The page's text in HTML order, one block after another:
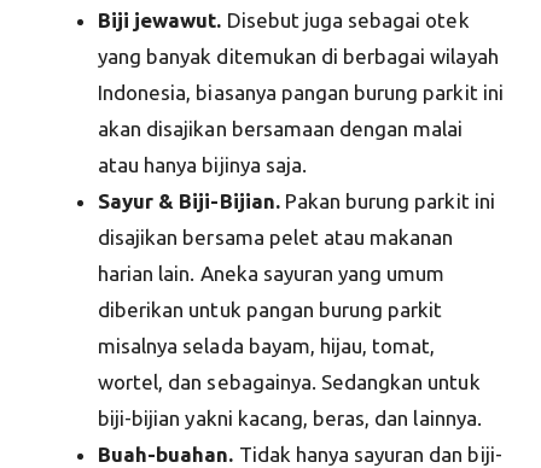
Biji jewawut. Disebut juga sebagai otek
yang banyak ditemukan di berbagai wilayah
Indonesia, biasanya pangan burung parkit ini
akan disajikan bersamaan dengan malai
atau hanya bijinya saja.
Sayur & Biji-Bijian.Pakan burung parkit ini
disajikan bersama pelet atau makanan
harian lain. Aneka sayuran yang umum
diberikan untuk pangan burung parkit
misalnya selada bayam, hijau, tomat,
wortel, dan sebagainya. Sedangkan untuk
biji-bijian yakni kacang, beras, dan lainnya.
Buah-buahan. Tidak hanya sayuran dan biji-